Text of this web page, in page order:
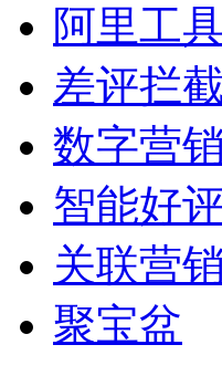
阿里工
差评拦
数字营
智能好
关联营销
聚宝盆